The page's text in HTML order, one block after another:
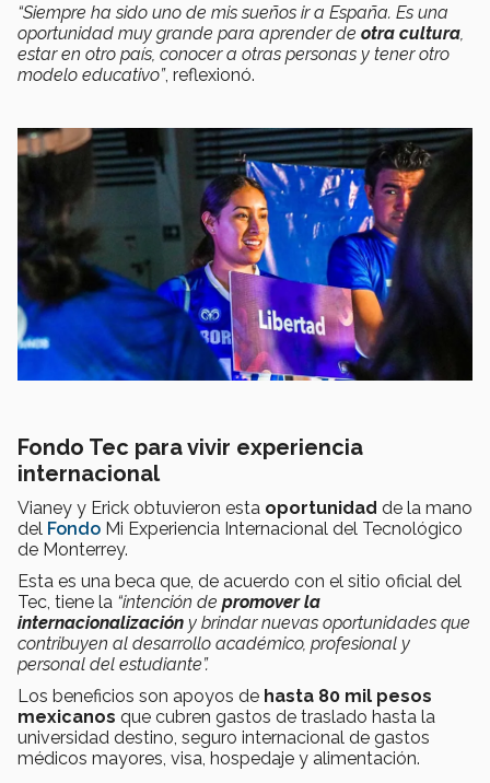
“Siempre ha sido uno de mis sueños ir a España. Es una
oportunidad muy grande para aprender de otra cultura,
estar en otro país, conocer a otras personas y tener otro
modelo educativo”, reflexionó.
Fondo Tec para vivir experiencia
internacional
Vianey y Erick obtuvieron esta oportunidad de la mano
del Fondo Mi Experiencia Internacional del Tecnológico
de Monterrey.
Esta es una beca que, de acuerdo con el sitio oficial del
Tec, tiene la “intención de promover la
internacionalización y brindar nuevas oportunidades que
contribuyen al desarrollo académico, profesional y
personal del estudiante”.
Los beneficios son apoyos de hasta 80 mil pesos
mexicanos que cubren gastos de traslado hasta la
universidad destino, seguro internacional de gastos
médicos mayores, visa, hospedaje y alimentación.